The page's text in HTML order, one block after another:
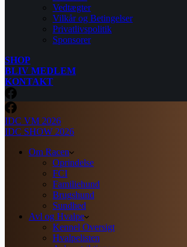
Vedtægter
Vilkår og Betingelser
Privatlivspolitik
Sponsorer
SHOP
BLIV MEDLEM
KONTAKT
IDC VM 2026
IDC SHOW 2026
Om Racen
Oprindelse
FCI
Familiehund
Brugshund
Sundhed
Avl og Hvalpe
Kennel Oversigt
Hvalpelisten